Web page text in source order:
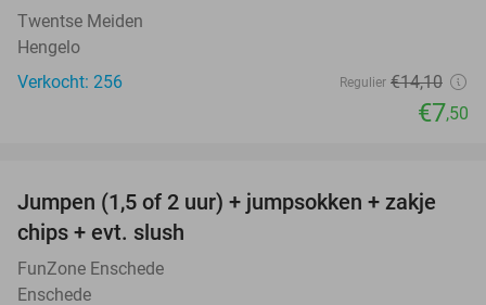
Twentse Meiden
Hengelo
Verkocht: 256
Regulier €14,10
€7,50
48%
Jumpen (1,5 of 2 uur) + jumpsokken + zakje
chips + evt. slush
FunZone Enschede
Enschede